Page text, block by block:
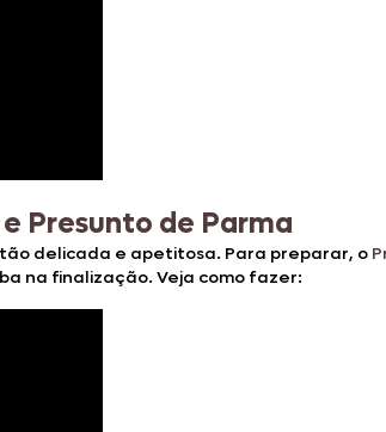
Presunto de Parma
delicada e apetitosa. Para preparar, o
na finalização. Veja como fazer: